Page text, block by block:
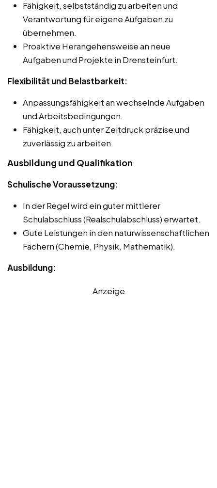
Fähigkeit, selbstständig zu arbeiten und
Verantwortung für eigene Aufgaben zu
übernehmen.
Proaktive Herangehensweise an neue
Aufgaben und Projekte in Drensteinfurt.
Flexibilität und Belastbarkeit:
Anpassungsfähigkeit an wechselnde Aufgaben
und Arbeitsbedingungen.
Fähigkeit, auch unter Zeitdruck präzise und
zuverlässig zu arbeiten.
Ausbildung und Qualifikation
Schulische Voraussetzung:
In der Regel wird ein guter mittlerer
Schulabschluss (Realschulabschluss) erwartet.
Gute Leistungen in den naturwissenschaftlichen
Fächern (Chemie, Physik, Mathematik).
Ausbildung:
Anzeige